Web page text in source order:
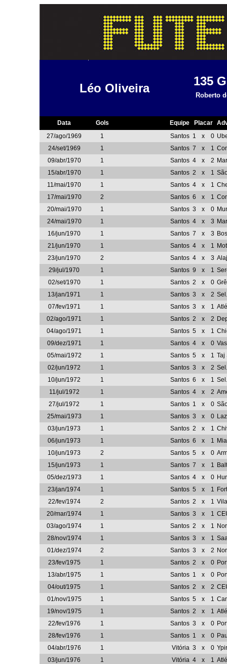
Léo Oliveira
135
Roberto
Data Gols Equipe Placar
27/ago/1969
1 Santos 1 x 0
24/set/1969
1 Santos 7 x 1
09/abr/1970
1 Santos 4 x 2
15/abr/1970
1 Santos 2 x 1
11/mai/1970
1 Santos 4 x 1
17/mai/1970
2 Santos 6 x 1
20/mai/1970
1 Santos 3 x 0
24/mai/1970
1 Santos 4 x 3
16/jun/1970
1 Santos 7 x 3
21/jun/1970
1 Santos 4 x 1
23/jun/1970
2 Santos 4 x 3
29/jul/1970
1 Santos 9 x 1
02/set/1970
1 Santos 2 x 0
13/jan/1971
1 Santos 3 x 2
07/fev/1971
1 Santos 3 x 1
02/ago/1971
1 Santos 2 x 2
04/ago/1971
1 Santos 5 x 1
09/dez/1971
1 Santos 4 x 0
05/mai/1972
1 Santos 5 x 1 Taj
02/jun/1972
1 Santos 3 x 2
10/jun/1972
1 Santos 6 x 1
11/jul/1972
1 Santos 4 x 2
27/jul/1972
1 Santos 1 x 0
25/mai/1973
1 Santos 3 x 0
03/jun/1973
1 Santos 2 x 1
06/jun/1973
1 Santos 6 x 1
10/jun/1973
2 Santos 5 x 0
15/jun/1973
1 Santos 7 x 1
05/dez/1973
1 Santos 4 x 0
23/jan/1974
1 Santos 5 x 1
22/fev/1974
2 Santos 2 x 1
20/mar/1974
1 Santos 3 x 1
03/ago/1974
1 Santos 2 x 1
28/nov/1974
1 Santos 3 x 1
01/dez/1974
2 Santos 3 x 2
23/fev/1975
1 Santos 2 x 0
13/abr/1975
1 Santos 1 x 0
04/out/1975
1 Santos 2 x 2
01/nov/1975
1 Santos 5 x 1
19/nov/1975
1 Santos 2 x 1
22/fev/1976
1 Santos 3 x 0
28/fev/1976
1 Santos 1 x 0
04/abr/1976
1 Vitória 3 x 0
03/jun/1976
1 Vitória 4 x 1